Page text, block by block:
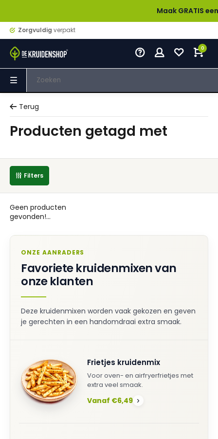
Maak GRATIS
Zorgvuldig verpakt
0
Terug
Producten getagd met
Filters
Geen producten
gevonden!...
ONZE AANRADERS
Favoriete kruidenmixen van
onze klanten
Deze kruidenmixen worden vaak gekozen en geven
je gerechten in een handomdraai extra smaak.
Frietjes kruidenmix
Voor oven- en airfryerfrietjes met
extra veel smaak.
Vanaf €6,49 ›